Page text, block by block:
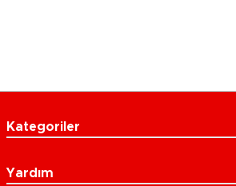
Kategoriler
Yardım